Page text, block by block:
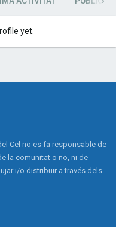
yet.
Cel no es fa responsable de
la comunitat o no, ni de
i/o distribuir a través dels